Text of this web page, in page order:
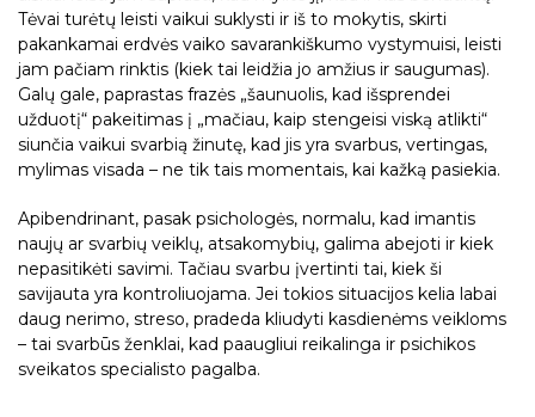
Tėvai turėtų leisti vaikui suklysti ir iš to mokytis, skirti
pakankamai erdvės vaiko savarankiškumo vystymuisi, leisti
jam pačiam rinktis (kiek tai leidžia jo amžius ir saugumas).
Galų gale, paprastas frazės „šaunuolis, kad išsprendei
užduotį“ pakeitimas į „mačiau, kaip stengeisi viską atlikti“
siunčia vaikui svarbią žinutę, kad jis yra svarbus, vertingas,
mylimas visada – ne tik tais momentais, kai kažką pasiekia.
Apibendrinant, pasak psichologės, normalu, kad imantis
naujų ar svarbių veiklų, atsakomybių, galima abejoti ir kiek
nepasitikėti savimi. Tačiau svarbu įvertinti tai, kiek ši
savijauta yra kontroliuojama. Jei tokios situacijos kelia labai
daug nerimo, streso, pradeda kliudyti kasdienėms veikloms
– tai svarbūs ženklai, kad paaugliui reikalinga ir psichikos
sveikatos specialisto pagalba.